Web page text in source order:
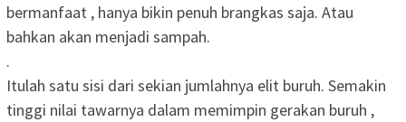
bermanfaat , hanya bikin penuh brangkas saja. Atau
bahkan akan menjadi sampah.
.
Itulah satu sisi dari sekian jumlahnya elit buruh. Semakin
tinggi nilai tawarnya dalam memimpin gerakan buruh ,